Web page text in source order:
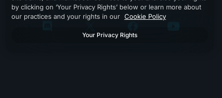
by clicking on ‘Your Privacy Rights’ below or learn more about
our practices and your rights in our Cookie Policy
Your Privacy Rights